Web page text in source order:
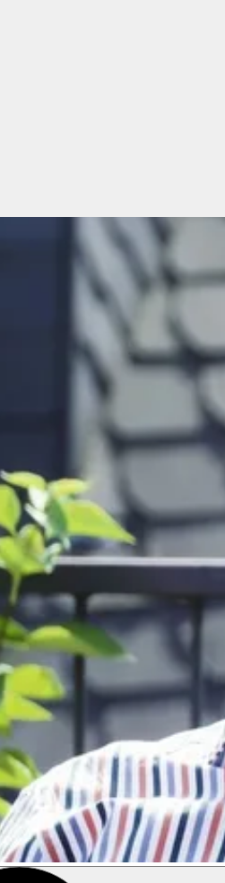
actuellement à Bruxelles, Tanger et
des Beaux-Arts à Gand. De
pluridisciplinaire qui se concentre
; Museo Hermann Nitsch,
d’expositions collectives à e.a.
de Thessalonique,
privées et publiques internationales.